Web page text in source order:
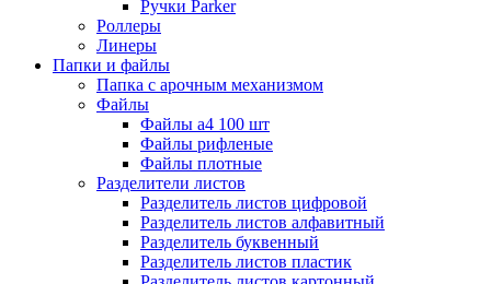
Ручки Parker
Роллеры
Линеры
Папки и файлы
Папка с арочным механизмом
Файлы
Файлы а4 100 шт
Файлы рифленые
Файлы плотные
Разделители листов
Разделитель листов цифровой
Разделитель листов алфавитный
Разделитель буквенный
Разделитель листов пластик